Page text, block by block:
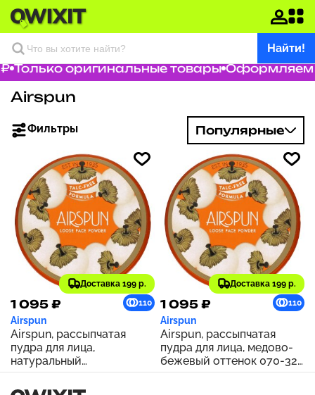
Найти!
Только оригинальные товары Оформляем
Airspun
Фильтры Популярные
Доставка 199 р.
1 095 ₽ 110
Airspun
Airspun, рассыпчатая
пудра для лица,
натуральный
нейтральный оттенок
070-11, 35 г (1,2 унции)
Доставка 199 р.
1 095 ₽ 110
Airspun
Airspun, рассыпчатая
пудра для лица, медово-
бежевый оттенок 070-32,
35 г (1,2 унции)